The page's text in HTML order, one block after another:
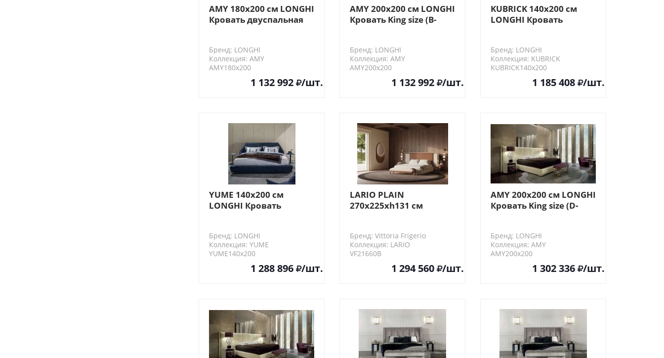
AMY 180х200 см LONGHI
Кровать двуспальная
Бренд: LONGHI
Коллекция: AMY
AMY180х200
1 132 992 /шт.
AMY 200х200 см LONGHI
Кровать King size (В-
Бренд: LONGHI
Коллекция: AMY
AMY200х200
1 132 992 /шт.
KUBRICK 140х200 см
LONGHI Кровать
Бренд: LONGHI
Коллекция: KUBRICK
KUBRICK140х200
1 185 408 /шт.
YUME 140х200 см
LONGHI Кровать
Бренд: LONGHI
Коллекция: YUME
YUME140х200
1 288 896 /шт.
LARIO PLAIN
270x225xh131 см
Бренд: Vittoria Frigerio
Коллекция: LARIO
VF21660B
1 294 560 /шт.
AMY 200х200 см LONGHI
Кровать King size (D-
решетки)
Бренд: LONGHI
Коллекция: AMY
AMY200х200
1 302 336 /шт.